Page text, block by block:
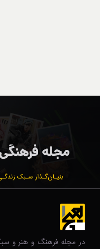
بنیـان‌گـذار سـبک
در مجله فرهنگ و هنر و